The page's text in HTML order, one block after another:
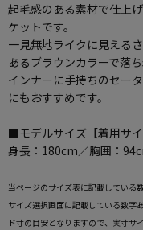
起毛感のある素材で仕上
ケットです。
一見無地ライクに見える
あるブラウンカラーで落
インナーに手持ちのセー
にもおすすめです。
■モデルサイズ【着用サイ
身長：180cm／胸囲：
当ページのサイズ表に記載している
サイズ選択画面に記載している数字
ド寸の目安となりますので、実寸サ